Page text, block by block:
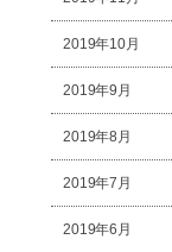
2019年10月
2019年9月
2019年8月
2019年7月
2019年6月